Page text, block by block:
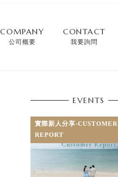
COMPANY
公司概要
CONTACT
我要詢問
EVENTS
實際新人分享-CUSTOMER
REPORT